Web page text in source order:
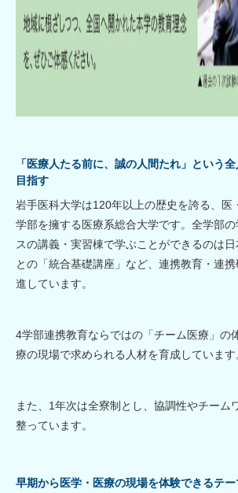
「医療人たる前に、誠の人間たれ」という
目指す
岩手医科大学は120年以上の歴史を誇る、医
学部を擁する医療系総合大学です。全学部
スの講義・実習棟で学ぶことができるのは
との「統合基礎講座」など、連携教育・連
進しています。
4学部連携教育ならではの「チーム医療」の
療の現場で求められる人材を育成しています
また、1年次は全寮制とし、協調性やチーム
整っています。
早期から医学・医療の現場を体験できるテ